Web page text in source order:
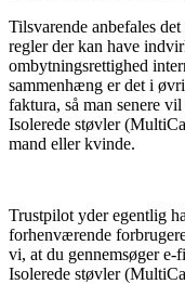
Tilsvarende anbefales
regler der kan have
ombytningsrettighed
sammenhæng er det i
faktura, så man senere
Isolerede støvler
mand eller kvinde.
Trustpilot yder egentlig
forhenværende
vi, at du gennemsøger e-
Isolerede støvler